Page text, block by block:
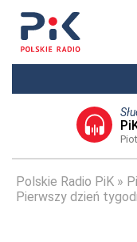
Polskie Radio PiK
Pierwszy dzień